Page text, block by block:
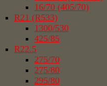
16/70 (405/70)
R21 (R533)
1300/530
425/85
R22.5
275/70
275/80
295/80